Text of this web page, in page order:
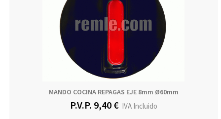
MANDO COCINA REPAGAS EJE 8mm Ø60mm
P.V.P. 9,40 €IVA Incluido